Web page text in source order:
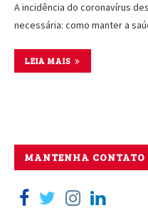
A incidência do coronavírus
necessária: como manter a
LEIA MAIS
MANTENHA CONTATO